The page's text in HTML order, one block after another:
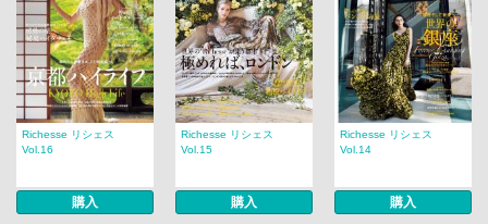
Richesse リシェス
Vol.16
購入
Richesse リシェス
Vol.15
購入
Richesse リシェス
Vol.14
購入